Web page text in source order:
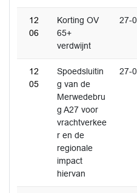
12
06
Korting OV
65+
verdwijnt
27-
12
05
Spoedsluitin
g van de
Merwedebru
g A27 voor
vrachtverkee
r en de
regionale
impact
hiervan
27-